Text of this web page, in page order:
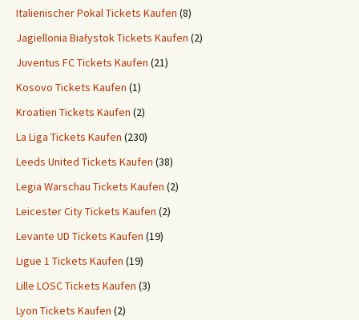
Italienischer Pokal Tickets Kaufen (8)
Jagiellonia Białystok Tickets Kaufen (2)
Juventus FC Tickets Kaufen (21)
Kosovo Tickets Kaufen (1)
Kroatien Tickets Kaufen (2)
La Liga Tickets Kaufen (230)
Leeds United Tickets Kaufen (38)
Legia Warschau Tickets Kaufen (2)
Leicester City Tickets Kaufen (2)
Levante UD Tickets Kaufen (19)
Ligue 1 Tickets Kaufen (19)
Lille LOSC Tickets Kaufen (3)
Lyon Tickets Kaufen (2)